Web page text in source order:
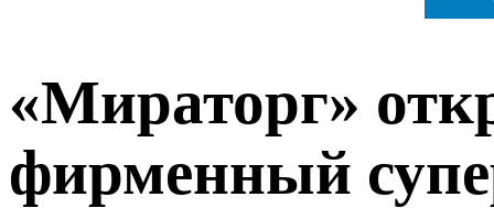
«Мираторг»
фирменный